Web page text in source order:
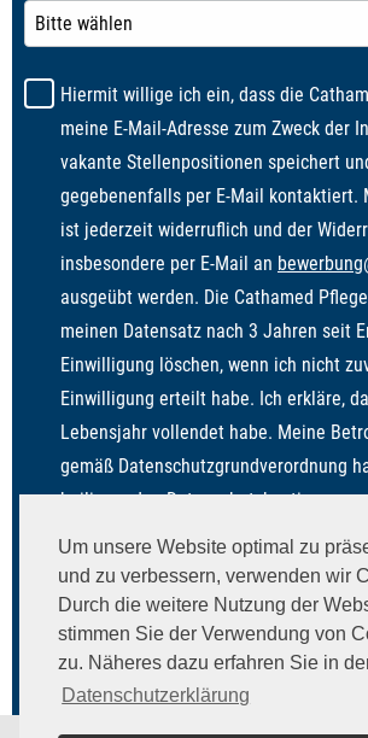
Um unsere Website optimal zu
und zu verbessern, verwenden wir
Durch die weitere Nutzung der
stimmen Sie der Verwendung von
zu. Näheres dazu erfahren Sie in
Datenschutzerklärung
Hiermit willige ich ein, dass die
meine E-Mail-Adresse zum Zweck der
vakante Stellenpositionen speichert
gegebenenfalls per E-Mail kontaktiert.
ist jederzeit widerruflich und der
insbesondere per E-Mail an
ausgeübt werden. Die Cathamed
meinen Datensatz nach 3 Jahren seit
Einwilligung löschen, wenn ich nicht
Einwilligung erteilt habe. Ich erkläre,
Lebensjahr vollendet habe. Meine
gemäß Datenschutzgrundverordnung
beiliegenden
genommen.
Bereits angemeldet?Profil anpassen